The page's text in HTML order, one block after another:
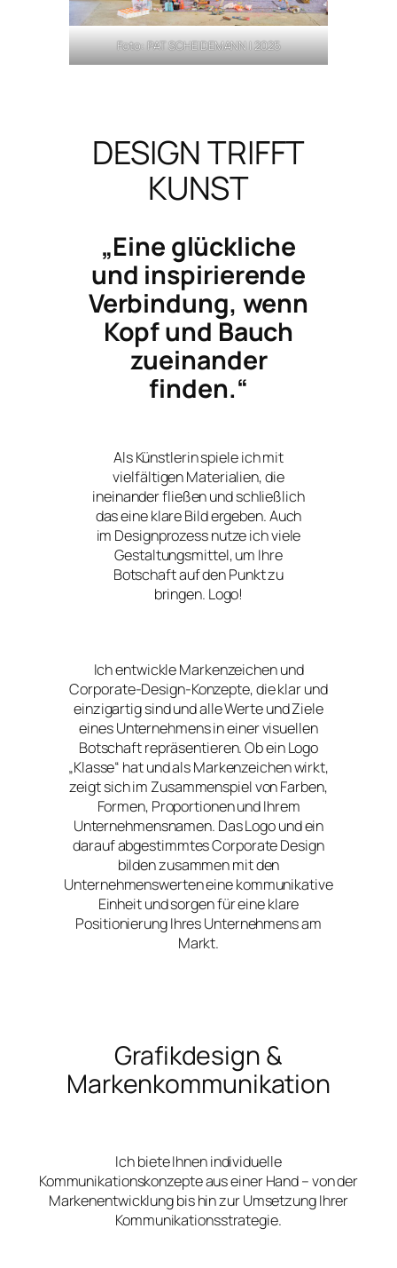
Foto: PAT SCHEIDEMANN | 2025
DESIGN TRIFFT
KUNST
„Eine glückliche
und inspirierende
Verbindung, wenn
Kopf und Bauch
zueinander
finden.“
Als Künstlerin spiele ich mit
vielfältigen Materialien, die
ineinander fließen und schließlich
das eine klare Bild ergeben. Auch
im Designprozess nutze ich viele
Gestaltungsmittel, um Ihre
Botschaft auf den Punkt zu
bringen. Logo!
Ich entwickle Markenzeichen und
Corporate-Design-Konzepte, die klar und
einzigartig sind und alle Werte und Ziele
eines Unternehmens in einer visuellen
Botschaft repräsentieren. Ob ein Logo
„Klasse“ hat und als Markenzeichen wirkt,
zeigt sich im Zusammenspiel von Farben,
Formen, Proportionen und Ihrem
Unternehmensnamen. Das Logo und ein
darauf abgestimmtes Corporate Design
bilden zusammen mit den
Unternehmenswerten eine kommunikative
Einheit und sorgen für eine klare
Positionierung Ihres Unternehmens am
Markt.
Grafikdesign &
Markenkommunikation
Ich biete Ihnen individuelle
Kommunikationskonzepte aus einer Hand – von der
Markenentwicklung bis hin zur Umsetzung Ihrer
Kommunikationsstrategie.